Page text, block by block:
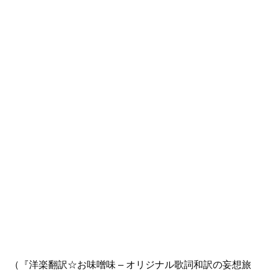
（『洋楽翻訳☆お味噌味 – オリジナル歌詞和訳の妄想旅